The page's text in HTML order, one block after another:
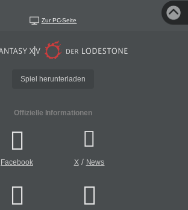
Zur PC-Seite
Spiel herunterladen
Offizielle Informationen
Facebook X/ News